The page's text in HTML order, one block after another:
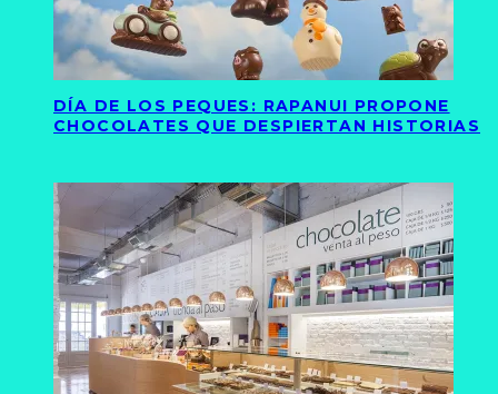
DÍA DE LOS PEQUES: RAPANUI PROPONE
CHOCOLATES QUE DESPIERTAN HISTORIAS